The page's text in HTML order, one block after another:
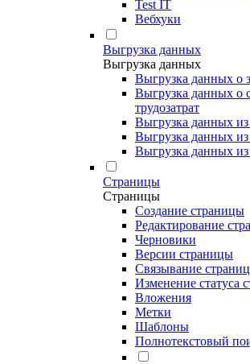
Test IT
Вебхуки
Выгрузка данных
Выгрузка данных
Выгрузка данных о
Выгрузка данных о
трудозатрат
Выгрузка данных из
Выгрузка данных
Выгрузка данных из
Страницы
Страницы
Создание страницы
Редактирование
Черновики
Версии страницы
Связывание
Изменение статуса
Вложения
Метки
Шаблоны
Полнотекстовый